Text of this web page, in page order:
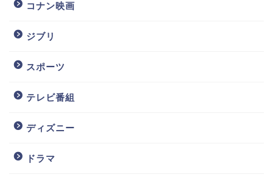
コナン映画
ジブリ
スポーツ
テレビ番組
ディズニー
ドラマ